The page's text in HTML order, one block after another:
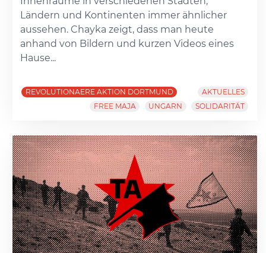
Ländern und Kontinenten immer ähnlicher
aussehen. Chayka zeigt, dass man heute
anhand von Bildern und kurzen Videos eines
Hause...
REVOLUTIONAERE AKTION DORTMUND
AKTUELLES
FREE MAJA
UNGARN SOLIDARITÄT